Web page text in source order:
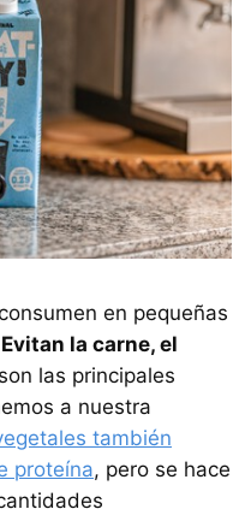
en pequeñas
Evitan la carne, el
las principales
a nuestra
también
proteína, pero se hace